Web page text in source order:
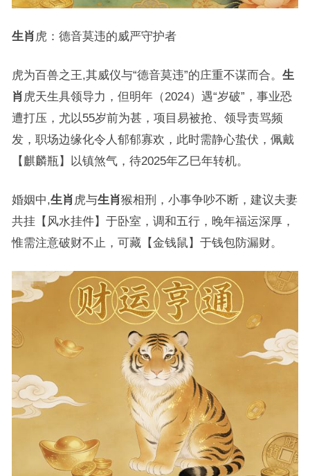
生肖 虎：德音莫违的威严守护者
虎为百兽之王,其威仪与“德音莫违”的庄重不谋而合。 生
肖 虎天生具领导力，但明年（2024）遇“岁破”，事业恐
遭打压，尤以55岁前为甚，项目易被抢、领导责骂频
发，职场边缘化令人郁郁寡欢，此时需静心蛰伏，佩戴
【麒麟瓶】以镇煞气，待2025年乙巳年转机。
婚姻中,生肖 虎与生肖猴相刑，小事争吵不断，建议夫妻
共挂【风水挂件】于卧室，调和五行，晚年福运深厚，
惟需注意破财不止，可藏【金钱鼠】于钱包防漏财。